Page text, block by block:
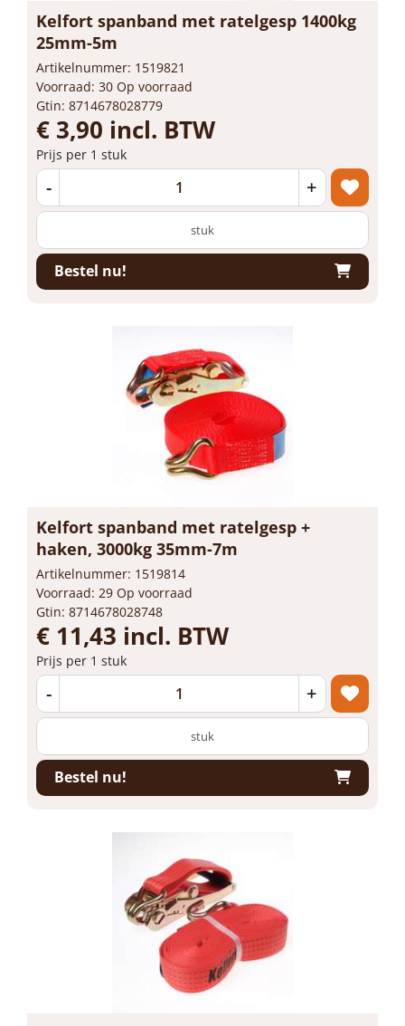
Kelfort spanband met ratelgesp 1400kg
25mm-5m
Artikelnummer: 1519821
Voorraad: 30 Op voorraad
Gtin: 8714678028779
€ 3,90 incl. BTW
Prijs per 1 stuk
- +
stuk
Bestel nu!
Kelfort spanband met ratelgesp +
haken, 3000kg 35mm-7m
Artikelnummer: 1519814
Voorraad: 29 Op voorraad
Gtin: 8714678028748
€ 11,43 incl. BTW
Prijs per 1 stuk
- +
stuk
Bestel nu!